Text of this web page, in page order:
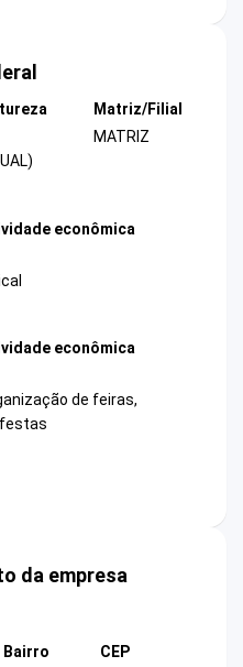
Matriz/Filial
MATRIZ
econômica
econômica
de feiras,
da empresa
Bairro
CEP